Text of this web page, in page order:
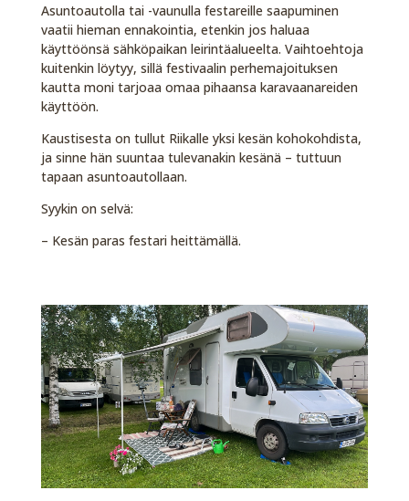
Asuntoautolla tai -vaunulla festareille saapuminen
vaatii hieman ennakointia, etenkin jos haluaa
käyttöönsä sähköpaikan leirintäalueelta. Vaihtoehtoja
kuitenkin löytyy, sillä festivaalin perhemajoituksen
kautta moni tarjoaa omaa pihaansa karavaanareiden
käyttöön.
Kaustisesta on tullut Riikalle yksi kesän kohokohdista,
ja sinne hän suuntaa tulevanakin kesänä – tuttuun
tapaan asuntoautollaan.
Syykin on selvä:
– Kesän paras festari heittämällä.